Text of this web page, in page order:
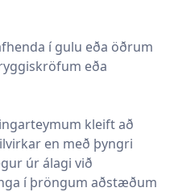
í gulu eða öðrum
eða
kleift að
en með þyngri
úr álagi við
í þröngum aðstæðum